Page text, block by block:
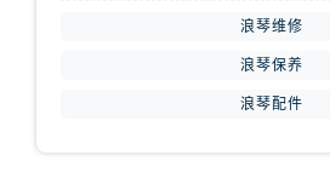
浪琴维修
浪琴保养
浪琴配件